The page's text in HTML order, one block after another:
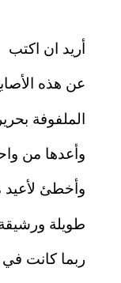
أريد ان اكتب
عن هذه
الملفوفة
وأعدها من
وأخطئ
طويلة
ربما كانت